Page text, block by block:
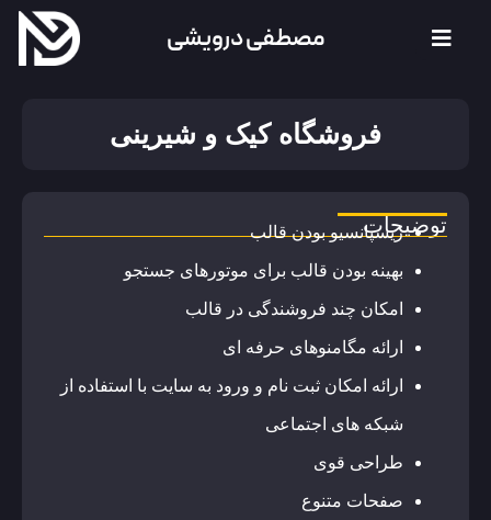
مصطفی درویشی
فروشگاه کیک و شیرینی
توضیحاتریسپانسیو بودن قالب
بهینه بودن قالب برای موتورهای جستجو
امکان چند فروشندگی در قالب
ارائه مگامنوهای حرفه ای
ارائه امکان ثبت نام و ورود به سایت با استفاده از
شبکه های اجتماعی
طراحی قوی
صفحات متنوع